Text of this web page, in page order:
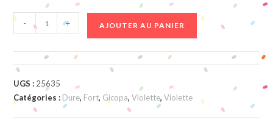
quantité
de
Citriques
- + AJOUTER AU PANIER
UGS : 25635
Catégories : Dure, Fort, Gicopa,Violette,Violette